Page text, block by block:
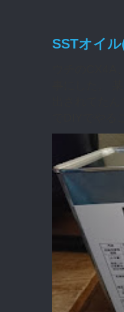
SSTオイ